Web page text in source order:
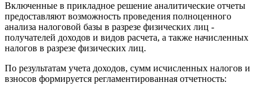
Включенные в прикладное решение аналитические отчеты
предоставляют возможность проведения полноценного
анализа налоговой базы в разрезе физических лиц -
получателей доходов и видов расчета, а также начисленных
налогов в разрезе физических лиц.
По результатам учета доходов, сумм исчисленных налогов и
взносов формируется регламентированная отчетность: